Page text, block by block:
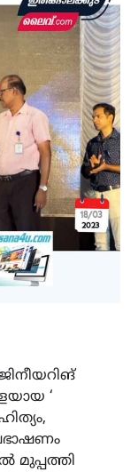
‘
മുപ്പത്തി